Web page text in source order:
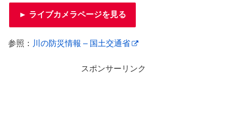
► ライブカメラページを見る
参照： 川の防災情報 – 国土交通省
スポンサーリンク